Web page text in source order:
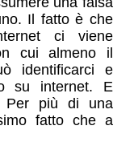
Il fatto è che
ci viene
cui almeno il
identificarci e
su internet. E
Per più di una
fatto che a